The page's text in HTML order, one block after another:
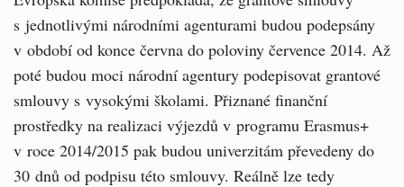
s jednotlivými národními agenturami budou podepsány
v období od konce června do poloviny července 2014. Až
poté budou moci národní agentury podepisovat grantové
smlouvy s vysokými školami. Přiznané finanční
prostředky na realizaci výjezdů v programu Erasmus+
v roce 2014/2015 pak budou univerzitám převedeny do
30 dnů od podpisu této smlouvy. Reálně lze tedy